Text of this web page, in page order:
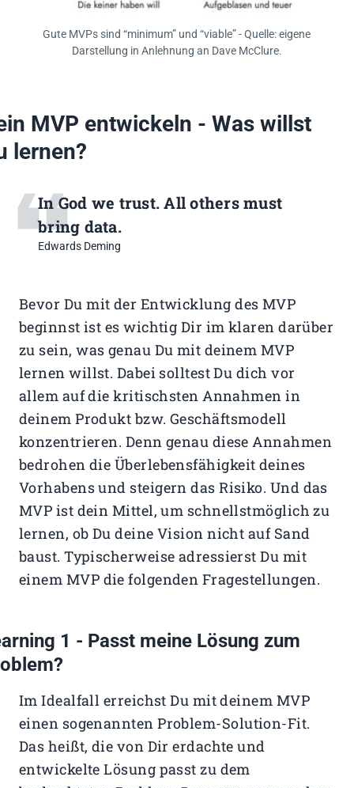
Gute MVPs sind “minimum” und “viable” - Quelle: eigene
Darstellung in Anlehnung an Dave McClure.
MVP entwickeln - Was willst
lernen?
In God we trust. All others must
bring data.
Edwards Deming
Bevor Du mit der Entwicklung des MVP
beginnst ist es wichtig Dir im klaren darüber
zu sein, was genau Du mit deinem MVP
lernen willst. Dabei solltest Du dich vor
allem auf die kritischsten Annahmen in
deinem Produkt bzw. Geschäftsmodell
konzentrieren. Denn genau diese Annahmen
bedrohen die Überlebensfähigkeit deines
Vorhabens und steigern das Risiko. Und das
MVP ist dein Mittel, um schnellstmöglich zu
lernen, ob Du deine Vision nicht auf Sand
baust. Typischerweise adressierst Du mit
einem MVP die folgenden Fragestellungen.
1 - Passt meine Lösung zum
Im Idealfall erreichst Du mit deinem MVP
einen sogenannten Problem-Solution-Fit.
Das heißt, die von Dir erdachte und
entwickelte Lösung passt zu dem